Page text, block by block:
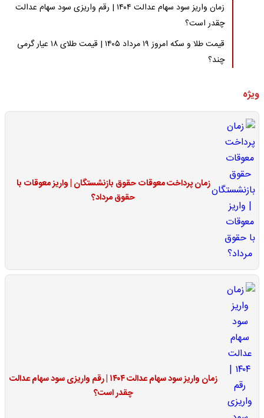
زمان واریز سود سهام عدالت ۱۴۰۴ | رقم واریزی سود سهام عدالت
چقدر است؟
قیمت طلا و سکه امروز ۱۹ مرداد ۱۴۰۵ | قیمت طلای ۱۸ عیار گرمی
چند؟
ویژه
زمان پرداخت معوقات حقوق بازنشستگان | واریز معوقات با
حقوق مرداد؟
زمان واریز سود سهام عدالت ۱۴۰۴ | رقم واریزی سود سهام عدالت
چقدر است؟